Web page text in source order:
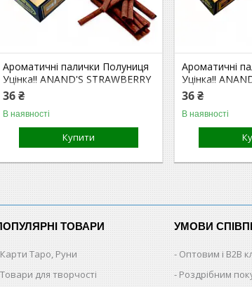
Ароматичні палички Полуниця
Уцінка!! ANAND'S STRAWBERRY
DHOOP
36 ₴
В наявності
Купити
Ароматичні
Уцінка!!
AROMA DHOOP
36 ₴
В наявності
ТОВАРИ
Карти Таро, Руни
Товари для творчості
УМОВИ
Оптовим і B2B
Роздрібним